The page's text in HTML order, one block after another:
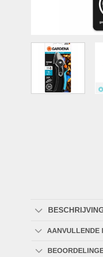
AANVULLENDE